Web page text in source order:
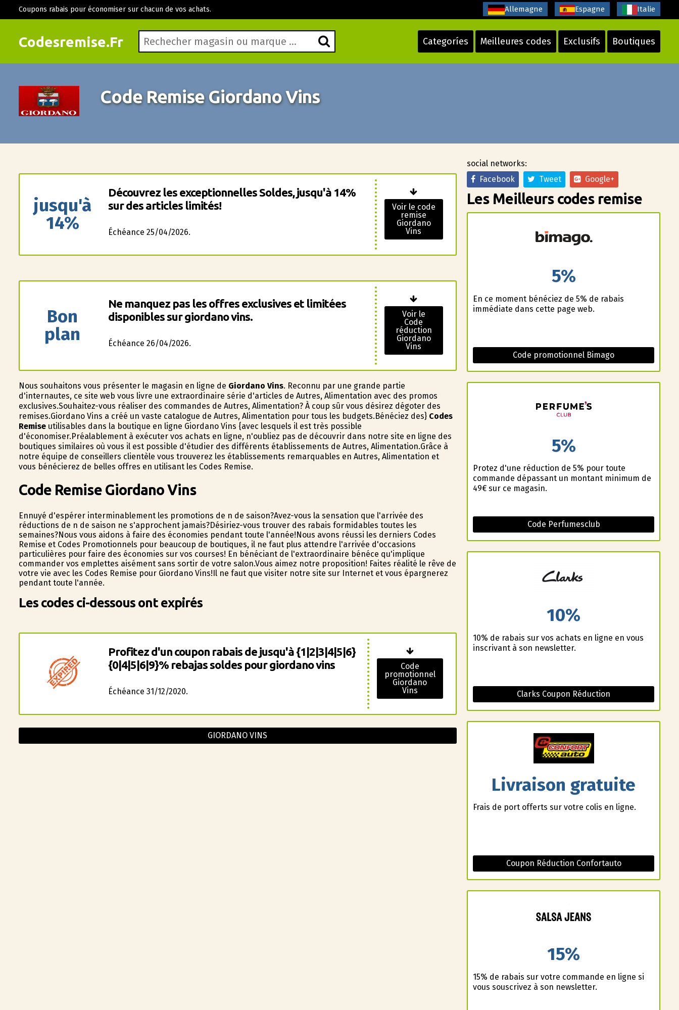
Codesremise.Fr Categoríes Meilleures codes Exclusifs Boutiques
Coupons rabais pour économiser sur chacun de vos achats. Allemagne Espagne Italie
Code Remise Giordano Vins
jusqu'à
14%
Découvrez les exceptionnelles Soldes, jusqu'à 14%
sur des articles limités!
Échéance 25/04/2026.
Voir le code
remise
Giordano
Vins
Bon
plan
Ne manquez pas les offres exclusives et limitées
disponibles sur giordano vins.
Échéance 26/04/2026.
Voir le
Code
réduction
Giordano
Vins
Nous souhaitons vous présenter le magasin en ligne de Giordano Vins. Reconnu par une grande partie
d'internautes, ce site web vous livre une extraordinaire série d'articles de Autres, Alimentation avec des promos
exclusives.Souhaitez-vous réaliser des commandes de Autres, Alimentation? À coup sûr vous désirez dégoter des
remises.Giordano Vins a créé un vaste catalogue de Autres, Alimentation pour tous les budgets.Bénéficiez des} Codes
Remiseutilisables dans la boutique en ligne Giordano Vins {avec lesquels il est très possible
d'économiser.Préalablement à exécuter vos achats en ligne, n'oubliez pas de découvrir dans notre site en ligne des
boutiques similaires où vous il est possible d'étudier des différents établissements de Autres, Alimentation.Grâce à
notre équipe de conseillers clientèle vous trouverez les établissements remarquables en Autres, Alimentation et
vous bénéficierez de belles offres en utilisant les Codes Remise.
Code Remise Giordano Vins
Ennuyé d'espérer interminablement les promotions de fin de saison?Avez-vous la sensation que l'arrivée des
réductions de fin de saison ne s'approchent jamais?Désiriez-vous trouver des rabais formidables toutes les
semaines?Nous vous aidons à faire des économies pendant toute l'année!Nous avons réussi les derniers Codes
Remise et Codes Promotionnels pour beaucoup de boutiques, il ne faut plus attendre l'arrivée d'occasions
particulières pour faire des économies sur vos courses! En bénéficiant de l'extraordinaire bénéfice qu'implique
commander vos emplettes aisément sans sortir de votre salon.Vous aimez notre proposition! Faites réalité le rêve de
votre vie avec les Codes Remise pour Giordano Vins!Il ne faut que visiter notre site sur Internet et vous épargnerez
pendant toute l'année.
Les codes ci-dessous ont expirés
Profitez d'un coupon rabais de jusqu'à {1|2|3|4|5|6}
{0|4|5|6|9}% rebajas soldes pour giordano vins
Échéance 31/12/2020.
Code
promotionnel
Giordano
Vins
GIORDANO VINS
social networks:
Facebook
Tweet Google+
Les Meilleurs codes remise
5%
En ce moment bénéficiez de 5% de rabais
immédiate dans cette page web.
Code promotionnel Bimago
5%
Profitez d'une réduction de 5% pour toute
commande dépassant un montant minimum de
49€ sur ce magasin.
Code Perfumesclub
10%
10% de rabais sur vos achats en ligne en vous
inscrivant à son newsletter.
Clarks Coupon Réduction
Livraison gratuite
Frais de port offerts sur votre colis en ligne.
Coupon Réduction Confortauto
15%
15% de rabais sur votre commande en ligne si
vous souscrivez à son newsletter.